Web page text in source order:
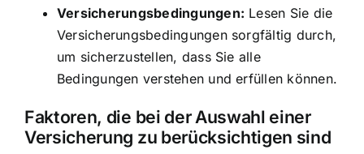
Versicherungsbedingungen: Lesen Sie die
Versicherungsbedingungen sorgfältig durch,
um sicherzustellen, dass Sie alle
Bedingungen verstehen und erfüllen können.
Faktoren, die bei der Auswahl einer
Versicherung zu berücksichtigen sind